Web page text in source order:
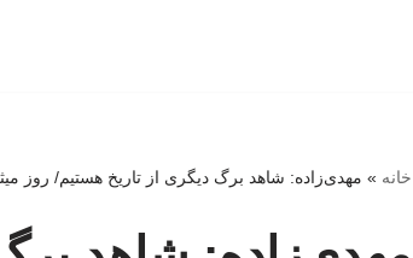
خانه » مهدی‌زاده: شاهد برگ دیگری از تاریخ هستیم/ روز